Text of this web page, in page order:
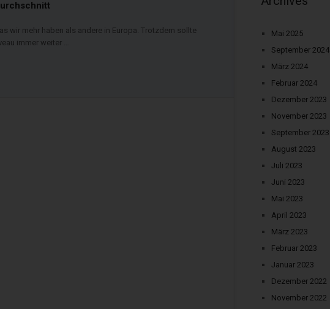
wir mehr haben als andere in Europa. Trotzdem sollte
immer weiter …
Mai 2025
September 2024
März 2024
Februar 2024
Dezember 2023
November 2023
September 2023
August 2023
Juli 2023
Juni 2023
Mai 2023
April 2023
März 2023
Februar 2023
Januar 2023
Dezember 2022
November 2022